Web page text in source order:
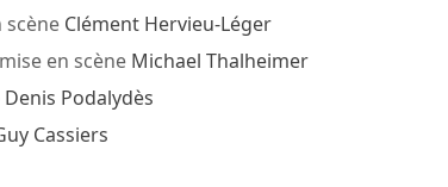
Clément Hervieu-Léger
en scène Michael Thalheimer
Denis Podalydès
Cassiers